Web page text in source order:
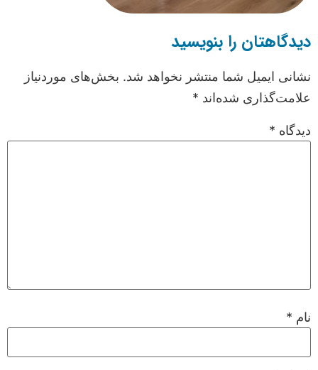
دیدگاهتان را بنویسید
نشانی ایمیل شما منتشر نخواهد شد. بخش‌های موردنیاز
علامت‌گذاری شده‌اند *
دیدگاه *
نام *